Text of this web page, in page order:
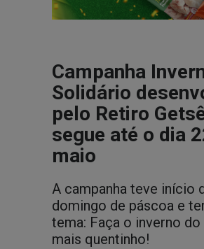
Campanha
Solidário
pelo Retiro
segue até o dia
maio
A campanha teve início
domingo de páscoa e
tema: Faça o inverno
mais quentinho!